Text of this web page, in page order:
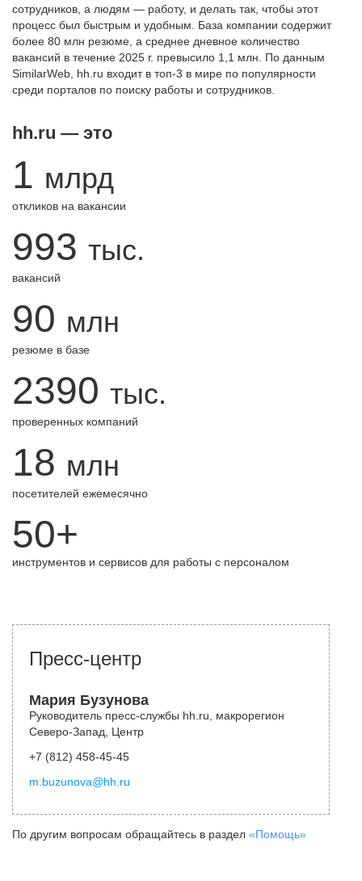
сотрудников, а людям — работу, и делать так, чтобы этот
процесс был быстрым и удобным. База компании содержит
более 80 млн резюме, а среднее дневное количество
вакансий в течение 2025 г. превысило 1,1 млн. По данным
SimilarWeb, hh.ru входит в топ-3 в мире по популярности
среди порталов по поиску работы и сотрудников.
hh.ru — это
1 млрд
откликов на вакансии
993 тыс.
вакансий
90 млн
резюме в базе
2390 тыс.
проверенных компаний
18 млн
посетителей ежемесячно
50+
инструментов и сервисов для работы с персоналом
Пресс-центр
Мария Бузунова
Руководитель пресс-службы hh.ru, макрорегион
Северо-Запад, Центр
+7 (812) 458-45-45
m.buzunova@hh.ru
По другим вопросам обращайтесь в раздел «Помощь»